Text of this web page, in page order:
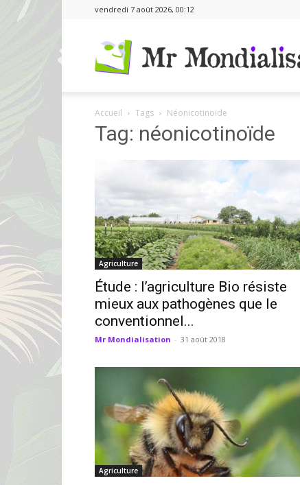
vendredi 7 août 2026, 00:12
Accueil Tags Néonicotinoïde
Tag: néonicotinoïde
Agriculture
Étude : l’agriculture Bio résiste
mieux aux pathogènes que le
conventionnel...
Mr Mondialisation - 31 août 2018
Agriculture